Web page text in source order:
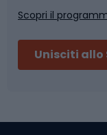
Componenti
Scopri il
Unisciti allo